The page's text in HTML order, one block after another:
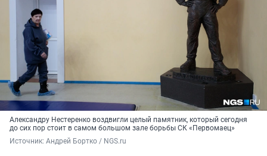
Александру Нестеренко воздвигли целый памятник, который сегодня
до сих пор стоит в самом большом зале борьбы СК «Первомаец»
Источник: Андрей Бортко / NGS.ru